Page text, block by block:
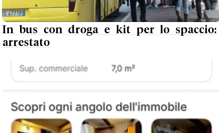
In bus con droga e kit per lo spaccio:
arrestato